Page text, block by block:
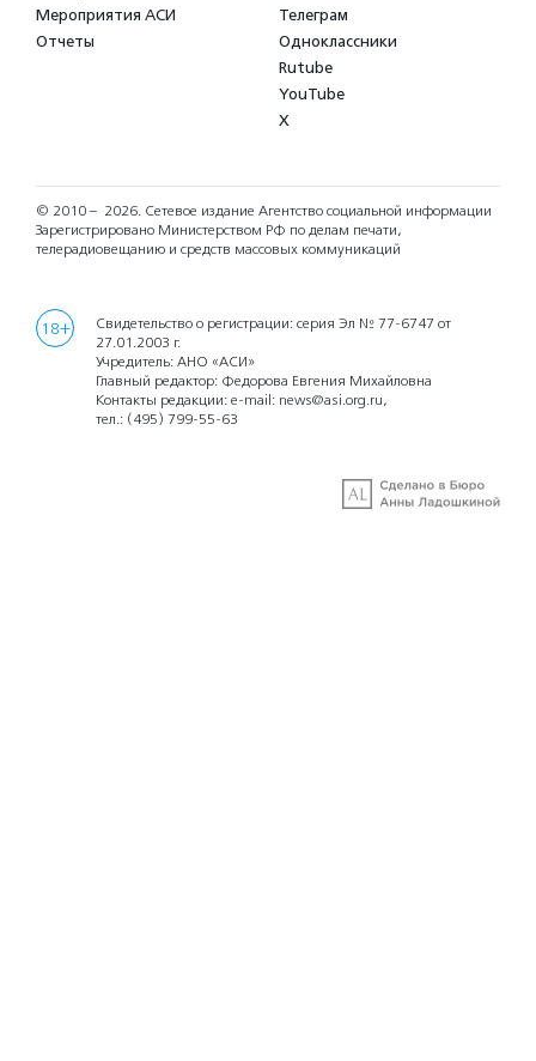
Мероприятия АСИ
Отчеты
Телеграм
Одноклассники
Rutube
YouTube
X
© 2010 – 2026. Сетевое издание Агентство социальной информации
Зарегистрировано Министерством РФ по делам печати,
телерадиовещанию и средств массовых коммуникаций
18+
Свидетельство о регистрации: серия Эл № 77-6747 от
27.01.2003 г.
Учредитель: АНО «АСИ»
Главный редактор: Федорова Евгения Михайловна
Контакты редакции: e-mail: news@asi.org.ru,
тел.: (495) 799-55-63